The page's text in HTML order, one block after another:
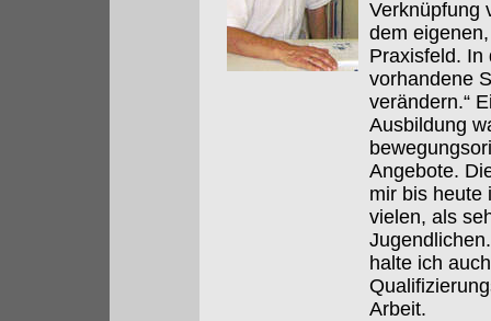
Verknüpfung
dem
Praxisfeld. In
vorhandene
verändern.“
Ausbildung
Angebote.
mir bis heute
vielen, als
halte ich
Arbeit.